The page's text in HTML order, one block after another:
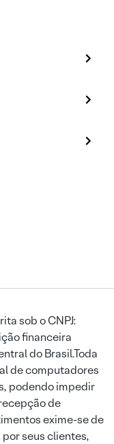
sob o CNPJ:
financeira
do Brasil.Toda
de computadores
podendo impedir
de
exime-se de
seus clientes,